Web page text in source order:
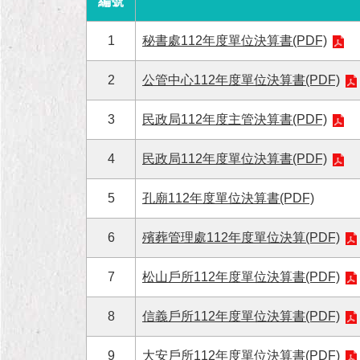
1 秘書處112年度單位決算書(PDF)
2 公管中心112年度單位決算書(PDF)
3 民政局112年度主管決算書(PDF)
4 民政局112年度單位決算書(PDF)
5 孔廟112年度單位決算書(PDF)
6 殯葬管理處112年度單位決算(PDF)
7 松山戶所112年度單位決算書(PDF)
8 信義戶所112年度單位決算書(PDF)
9 大安戶所112年度單位決算書(PDF)